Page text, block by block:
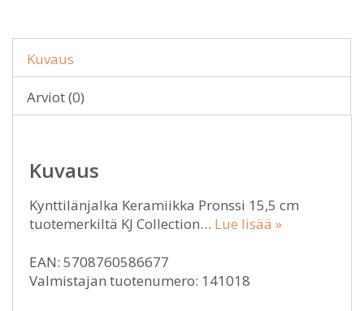
Kuvaus
Arviot (0)
Kuvaus
Kynttilänjalka Keramiikka Pronssi 15,5 cm
tuotemerkiltä KJ Collection… Lue lisää »
EAN: 5708760586677
Valmistajan tuotenumero: 141018